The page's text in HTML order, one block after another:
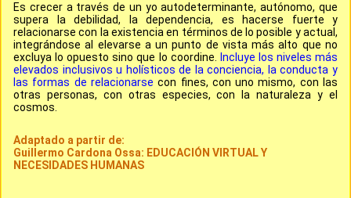
Es crecer a través de un yo autodeterminante, autónomo, que
supera la debilidad, la dependencia, es hacerse fuerte y
relacionarse con la existencia en términos de lo posible y actual,
integrándose al elevarse a un punto de vista más alto que no
excluya lo opuesto sino que lo coordine.
Incluye los niveles más
elevados inclusivos u holísticos de la conciencia, la conducta y
las formas de relacionarse con fines, con uno mismo, con las
otras personas, con otras especies, con la naturaleza y el
cosmos.
Adaptado a partir de:
Guillermo Cardona Ossa: EDUCACIÓN VIRTUAL Y
NECESIDADES HUMANAS